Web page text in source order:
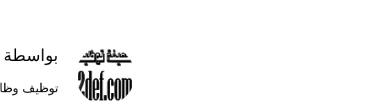
توظيف